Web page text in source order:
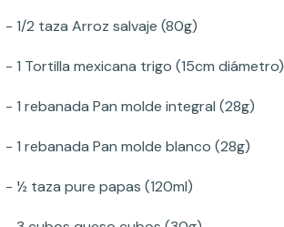
- 1/2 taza Arroz salvaje (80g)
- 1 Tortilla mexicana trigo (15cm diámetro)
- 1 rebanada Pan molde integral (28g)
- 1 rebanada Pan molde blanco (28g)
- ½ taza pure papas (120ml)